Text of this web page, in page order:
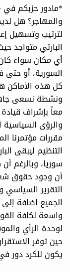
*مادور حزبكم في
والمهاجر؟ هل
لترتيب وتسهيل
البارتي متواجد
أي مكان سواء
السورية، أو حتى
كل هذه الأماكن
ونشطة نسعى
معاً بإشراف قيادة
والرؤى
مقررات مؤتمرنا
التنظيم ليبقى
سوريا، وبالرغم
أن وجود حقوق
التقرير
الجميع إضافة
واسعة لكافة
لوحدة الرأي
حين توفر
يكون للكرد دور